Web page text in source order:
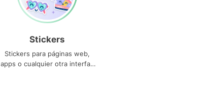
Stickers
Stickers para páginas web,
apps o cualquier otra interfaz